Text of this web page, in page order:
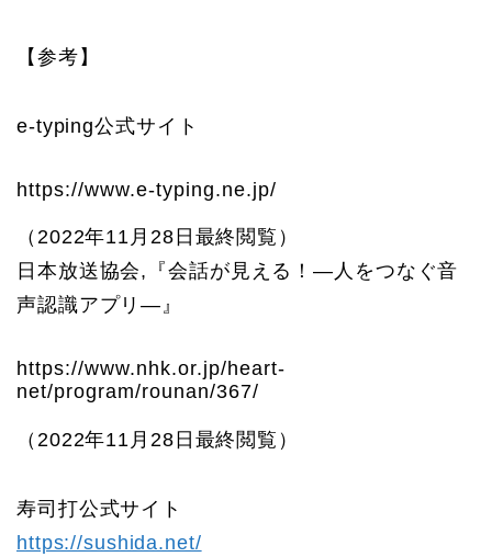
【参考】
e-typing公式サイト
https://www.e-typing.ne.jp/
（2022年11月28日最終閲覧）
日本放送協会,『会話が見える！―人をつなぐ音
声認識アプリ―』
https://www.nhk.or.jp/heart-
net/program/rounan/367/
（2022年11月28日最終閲覧）
寿司打公式サイト
https://sushida.net/